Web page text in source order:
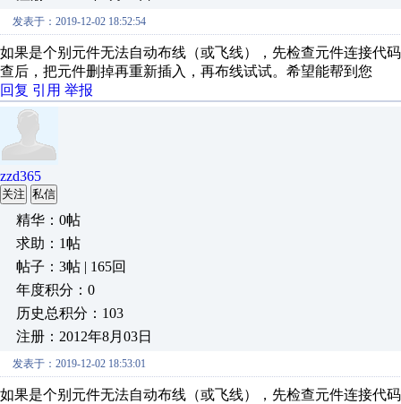
发表于：2019-12-02 18:52:54
如果是个别元件无法自动布线（或飞线），先检查元件连接代
查后，把元件删掉再重新插入，再布线试试。希望能帮到您
回复 引用 举报
zzd365
关注 私信
精华：0帖
求助：1帖
帖子：3帖 | 165回
年度积分：0
历史总积分：103
注册：2012年8月03日
发表于：2019-12-02 18:53:01
如果是个别元件无法自动布线（或飞线），先检查元件连接代